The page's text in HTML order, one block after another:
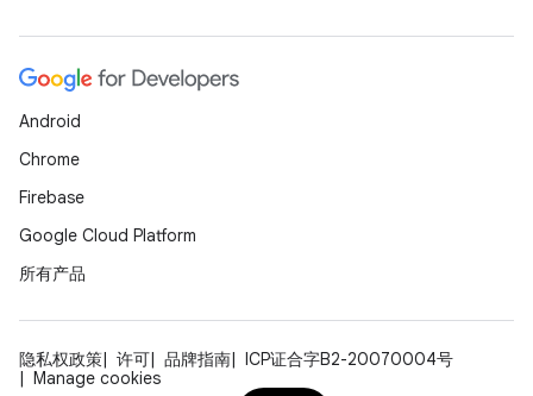
Android
Chrome
Firebase
Google Cloud Platform
所有产品
隐私权政策 许可 品牌指南
ICP证合字B2-20070004号
Manage cookies